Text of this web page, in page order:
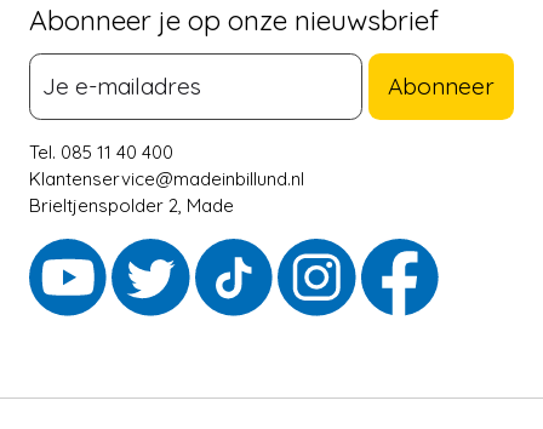
Abonneer je op onze nieuwsbrief
Abonneer
Tel. 085 11 40 400
Klantenservice@madeinbillund.nl
Brieltjenspolder 2, Made